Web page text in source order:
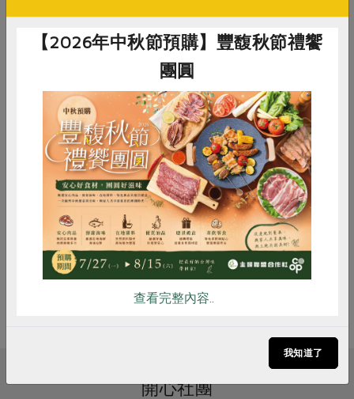
議題講座
兒福聯盟親職講座---《未來議會》桌遊體驗
講師 沈寶莉
時間 2026-09-24
10:00-12:00
地點 新竹站三樓教室
立即報名
開心社團
惜食 RPET 食譜 減硝酸鹽
雞蛋 食安 共同購買
【2026年中秋節預購】豐馥秋節禮饗
團圓
查看完整內容..
我知道了